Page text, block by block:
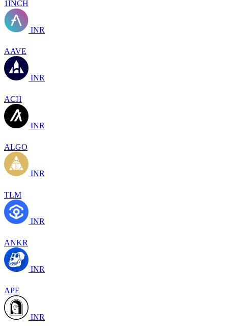
1INCH
INR
AAVE
INR
ACH
INR
ALGO
INR
TLM
INR
ANKR
INR
APE
INR